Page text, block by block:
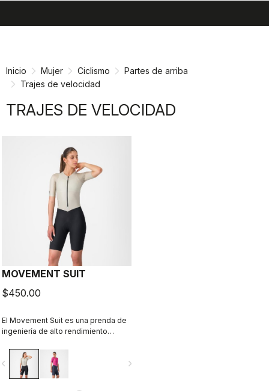
navegación
Inicio Mujer Ciclismo
Partes de arriba
Trajes de velocidad
TRAJES DE VELOCIDAD
MOVEMENT SUIT
$450.00
El Movement Suit es una prenda de
ingeniería de alto rendimiento
mujeres que practican ciclismo de
forma intensa.
navigate_next